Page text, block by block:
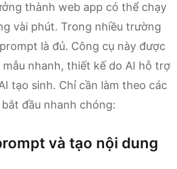
thành web app có thể chạy
vài phút. Trong nhiều trường
là đủ. Công cụ này được
nhanh, thiết kế do AI hỗ trợ
tạo sinh. Chỉ cần làm theo các
đầu nhanh chóng:
và tạo nội dung